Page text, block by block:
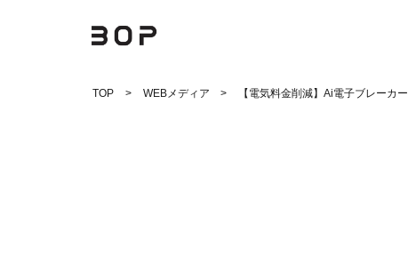
TOP WEBメディア 【電気料金削減】Ai電子ブレーカー